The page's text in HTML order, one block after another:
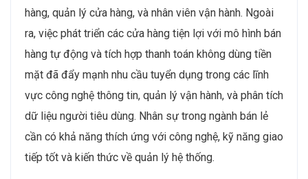
hàng, quản lý cửa hàng, và nhân viên vận hành. Ngoài
ra, việc phát triển các cửa hàng tiện lợi với mô hình bán
hàng tự động và tích hợp thanh toán không dùng tiền
mặt đã đẩy mạnh nhu cầu tuyển dụng trong các lĩnh
vực công nghệ thông tin, quản lý vận hành, và phân tích
dữ liệu người tiêu dùng. Nhân sự trong ngành bán lẻ
cần có khả năng thích ứng với công nghệ, kỹ năng giao
tiếp tốt và kiến thức về quản lý hệ thống.